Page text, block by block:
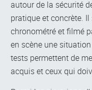
autour de la sécurité
pratique et concrète. Il
chronométré et filmé
en scène une
tests permettent de
acquis et ceux qui